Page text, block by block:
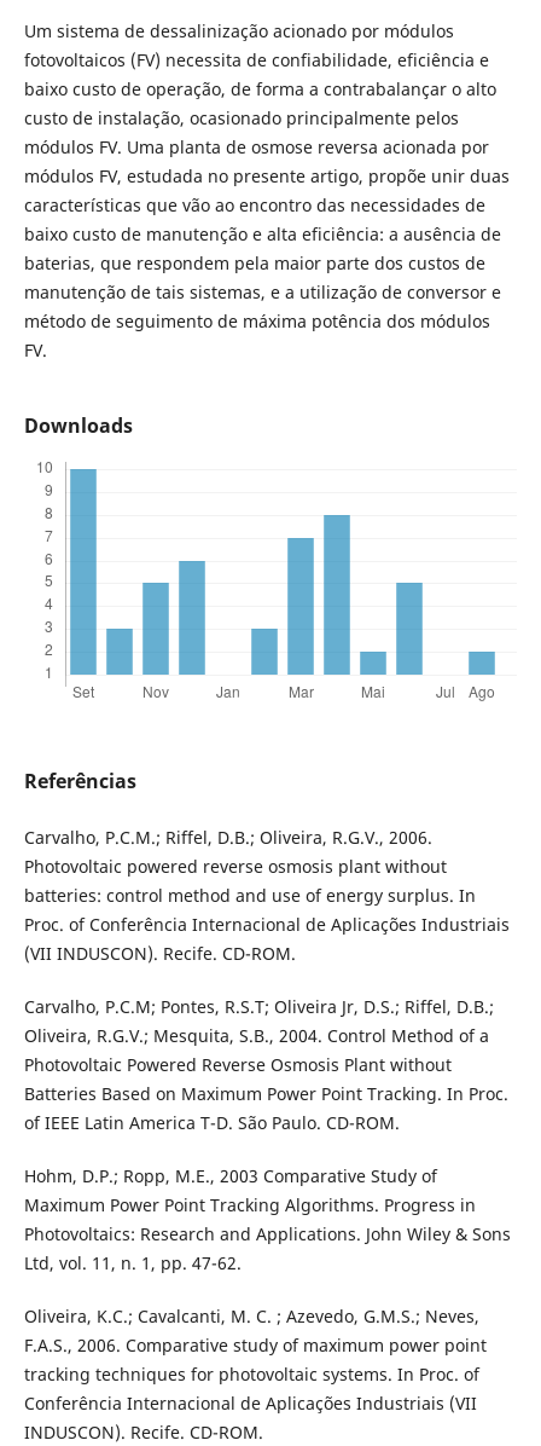
Um sistema de dessalinização acionado por módulos
fotovoltaicos (FV) necessita de confiabilidade, eficiência e
baixo custo de operação, de forma a contrabalançar o alto
custo de instalação, ocasionado principalmente pelos
módulos FV. Uma planta de osmose reversa acionada por
módulos FV, estudada no presente artigo, propõe unir duas
características que vão ao encontro das necessidades de
baixo custo de manutenção e alta eficiência: a ausência de
baterias, que respondem pela maior parte dos custos de
manutenção de tais sistemas, e a utilização de conversor e
método de seguimento de máxima potência dos módulos
FV.
Downloads
Referências
Carvalho, P.C.M.; Riffel, D.B.; Oliveira, R.G.V., 2006.
Photovoltaic powered reverse osmosis plant without
batteries: control method and use of energy surplus. In
Proc. of Conferência Internacional de Aplicações Industriais
(VII INDUSCON). Recife. CD-ROM.
Carvalho, P.C.M; Pontes, R.S.T; Oliveira Jr, D.S.; Riffel, D.B.;
Oliveira, R.G.V.; Mesquita, S.B., 2004. Control Method of a
Photovoltaic Powered Reverse Osmosis Plant without
Batteries Based on Maximum Power Point Tracking. In Proc.
of IEEE Latin America T-D. São Paulo. CD-ROM.
Hohm, D.P.; Ropp, M.E., 2003 Comparative Study of
Maximum Power Point Tracking Algorithms. Progress in
Photovoltaics: Research and Applications. John Wiley & Sons
Ltd, vol. 11, n. 1, pp. 47-62.
Oliveira, K.C.; Cavalcanti, M. C. ; Azevedo, G.M.S.; Neves,
F.A.S., 2006. Comparative study of maximum power point
tracking techniques for photovoltaic systems. In Proc. of
Conferência Internacional de Aplicações Industriais (VII
INDUSCON). Recife. CD-ROM.